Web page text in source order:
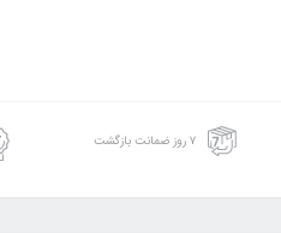
۷ روز ضمانت بازگشت